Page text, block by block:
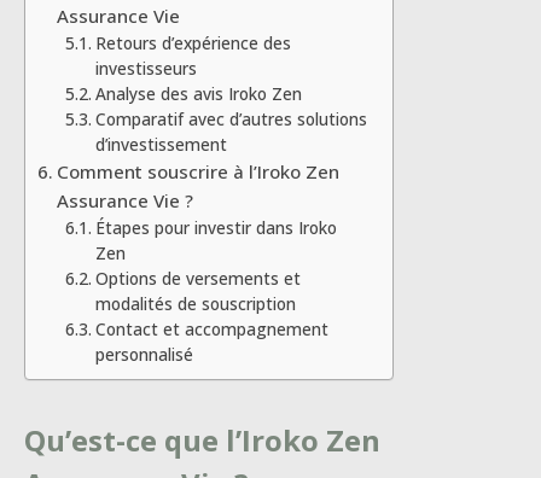
Assurance Vie
Retours d’expérience des
investisseurs
Analyse des avis Iroko Zen
Comparatif avec d’autres solutions
d’investissement
Comment souscrire à l’Iroko Zen
Assurance Vie ?
Étapes pour investir dans Iroko
Zen
Options de versements et
modalités de souscription
Contact et accompagnement
personnalisé
Qu’est-ce que l’Iroko Zen